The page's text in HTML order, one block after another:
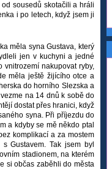
sousedů skotačili a hráli
i po letech, když jsem ji
měla syna Gustava, který
jen v kuchyni a jedné
vnitrozemí nakupovat ryby,
měla ještě žijícího otce a
do horního Slezska a
na 14 dnů k sobě do
dostat přes hranici, když
syna. Při příjezdu do
a kdyby se mě někdo ptal
komplikací a za mostem
Gustavem. Tak jsem byl
stadionem, na kterém
si občas zaběhli do města